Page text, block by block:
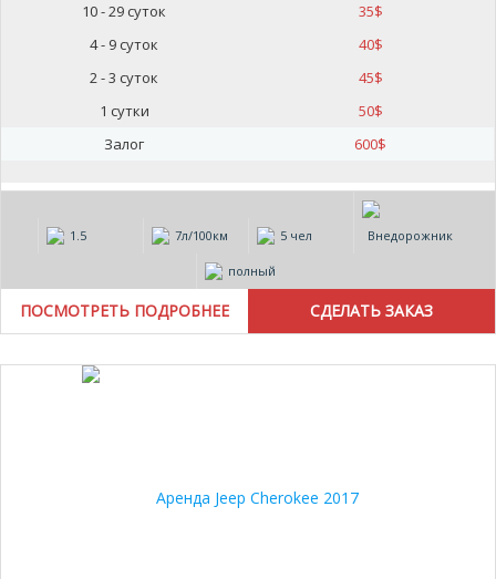
10 - 29 суток
35$
4 - 9 суток
40$
2 - 3 суток
45$
1 сутки
50$
Залог
600$
1.5 7л/100км 5 чел Внедорожник
полный
ПОСМОТРЕТЬ ПОДРОБНЕЕ